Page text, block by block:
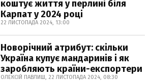
коштує життя у перлині біля
Карпат у 2024 році
22 ЛИСТОПАДА 2024, 13:00
Новорічний атрибут: скільки
Україна купує мандаринів і як
заробляють країни-експортери
ОЛЕКСІЙ ПАВЛИШ, 22 ЛИСТОПАДА 2024, 08:30